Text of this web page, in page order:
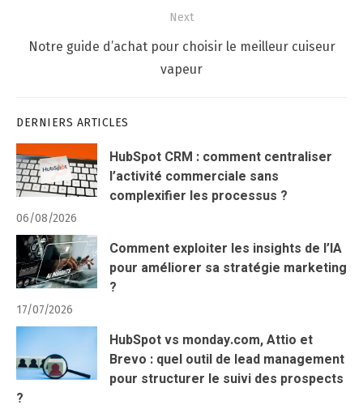
Next
Next
Notre guide d’achat pour choisir le meilleur cuiseur
vapeur
DERNIERS ARTICLES
HubSpot CRM : comment centraliser
l’activité commerciale sans
complexifier les processus ?
06/08/2026
Comment exploiter les insights de l’IA
pour améliorer sa stratégie marketing
?
17/07/2026
HubSpot vs monday.com, Attio et
Brevo : quel outil de lead management
pour structurer le suivi des prospects
?